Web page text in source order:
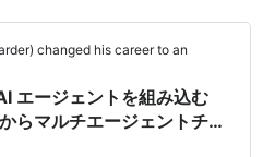
changed his career to an
エージェントを組み込む
マルチエージェントチー